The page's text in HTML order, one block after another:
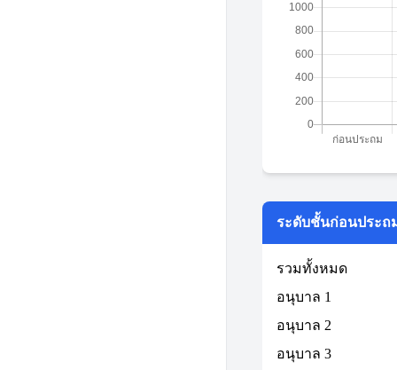
ระดับชั้นก่อนประถ
รวมทั้งหมด
อนุบาล 1
อนุบาล 2
อนุบาล 3